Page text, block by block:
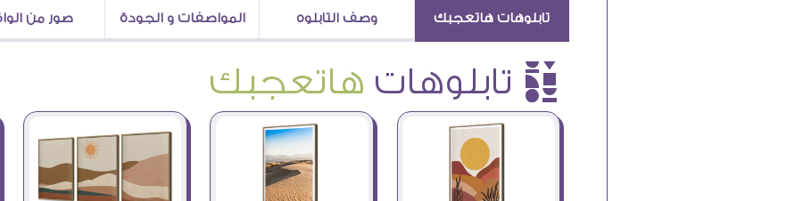
تابلوهات هاتعجبك وصف التابلوه المواصفات و الجودة صور من
è تابلوهات هاتعجبك